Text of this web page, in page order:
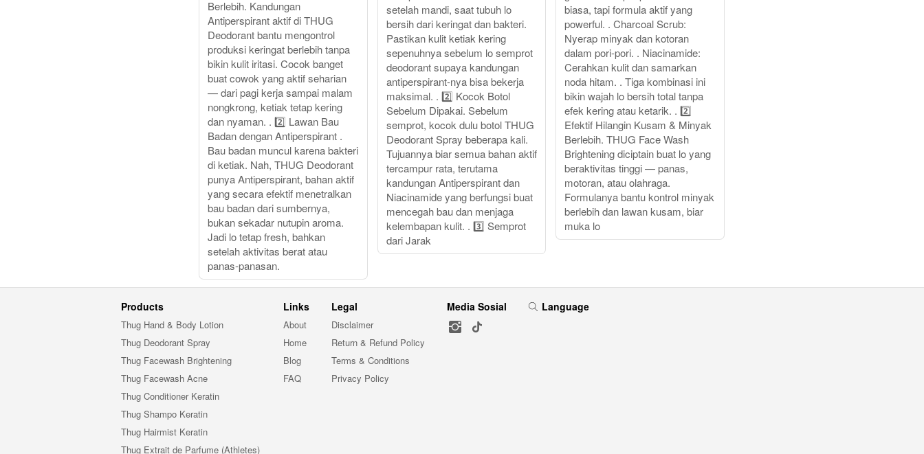
Berlebih. Kandungan
Antiperspirant aktif di THUG
Deodorant bantu mengontrol
produksi keringat berlebih tanpa
bikin kulit iritasi. Cocok banget
buat cowok yang aktif seharian
— dari pagi kerja sampai malam
nongkrong, ketiak tetap kering
dan nyaman. . 2️⃣ Lawan Bau
Badan dengan Antiperspirant .
Bau badan muncul karena bakteri
di ketiak. Nah, THUG Deodorant
punya Antiperspirant, bahan aktif
yang secara efektif menetralkan
bau badan dari sumbernya,
bukan sekadar nutupin aroma.
Jadi lo tetap fresh, bahkan
setelah aktivitas berat atau
panas-panasan.
setelah mandi, saat tubuh lo
bersih dari keringat dan bakteri.
Pastikan kulit ketiak kering
sepenuhnya sebelum lo semprot
deodorant supaya kandungan
antiperspirant-nya bisa bekerja
maksimal. . 2️⃣ Kocok Botol
Sebelum Dipakai. Sebelum
semprot, kocok dulu botol THUG
Deodorant Spray beberapa kali.
Tujuannya biar semua bahan aktif
tercampur rata, terutama
kandungan Antiperspirant dan
Niacinamide yang berfungsi buat
mencegah bau dan menjaga
kelembapan kulit. . 3️⃣ Semprot
dari Jarak
biasa, tapi formula aktif yang
powerful. . Charcoal Scrub:
Nyerap minyak dan kotoran
dalam pori-pori. . Niacinamide:
Cerahkan kulit dan samarkan
noda hitam. . Tiga kombinasi ini
bikin wajah lo bersih total tanpa
efek kering atau ketarik. . 2️⃣
Efektif Hilangin Kusam & Minyak
Berlebih. THUG Face Wash
Brightening diciptain buat lo yang
beraktivitas tinggi — panas,
motoran, atau olahraga.
Formulanya bantu kontrol minyak
berlebih dan lawan kusam, biar
muka lo
Products
Thug Hand & Body Lotion
Thug Deodorant Spray
Thug Facewash Brightening
Thug Facewash Acne
Thug Conditioner Keratin
Thug Shampo Keratin
Thug Hairmist Keratin
Thug Extrait de Parfume (Athletes)
Links
About
Home
Blog
FAQ
Legal
Disclaimer
Return & Refund Policy
Terms & Conditions
Privacy Policy
Media Sosial Language